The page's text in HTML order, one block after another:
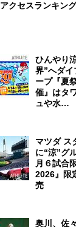
アクセスランキング
ひんやり
界”へダイ
ープ『夏
催』はタ
ュや水…
マツダ ス
に“涼”グ
月６試合
2026』限
売
奥川、佐